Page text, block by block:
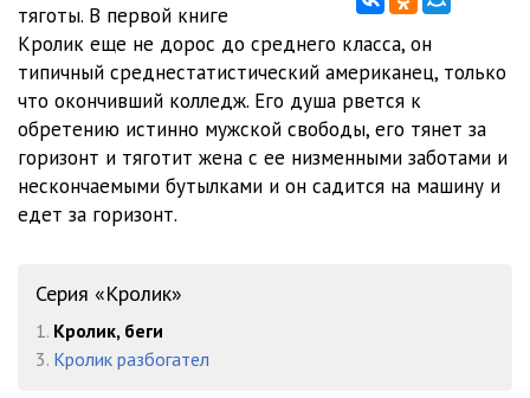
014
015 18:54
016
017 18:49
018
020
021
тяготы. В первой книге
Кролик еще не дорос до среднего класса, он
типичный среднестатистический американец, только
что окончивший колледж. Его душа рвется к
обретению истинно мужской свободы, его тянет за
горизонт и тяготит жена с ее низменными заботами и
нескончаемыми бутылками и он садится на машину и
едет за горизонт.
Серия «Кролик»
1. Кролик, беги
3. Кролик разбогател